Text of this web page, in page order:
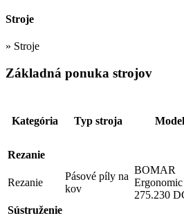
Stroje
» Stroje
Základná ponuka strojov
Kategória Typ stroja Model
Rezanie
Rezanie
Pásové píly na
kov
BOMAR
Ergonomic
275.230
Sústruženie